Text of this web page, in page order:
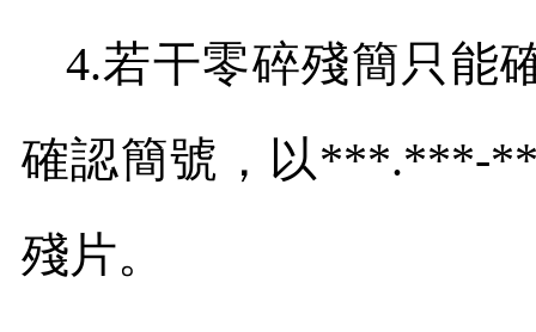
4.若干零碎殘簡只能
確認簡號，以***.***-
殘片。